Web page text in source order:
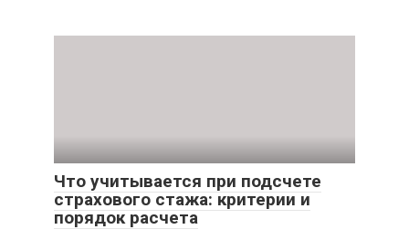
Что учитывается при подсчете
страхового стажа: критерии и
порядок расчета